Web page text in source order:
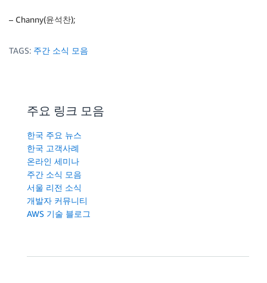
– Channy(윤석찬);
TAGS: 주간 소식 모음
주요 링크 모음
한국 주요 뉴스
한국 고객사례
온라인 세미나
주간 소식 모음
서울 리전 소식
개발자 커뮤니티
AWS 기술 블로그